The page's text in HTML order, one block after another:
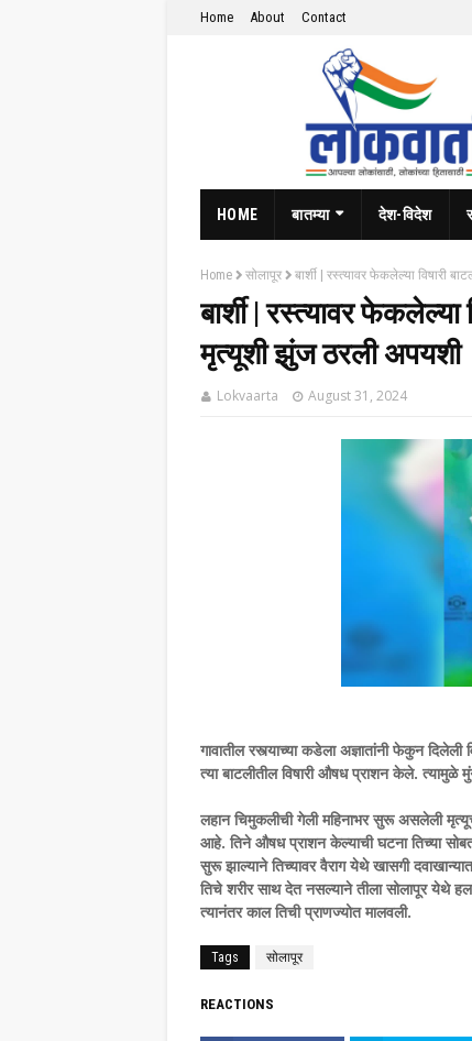
Home About Contact
HOME बातम्या देश-विदेश
Home सोलापूर बार्शी | रस्‍त्‍यावर फेकलेल्‍या विषारी
बार्शी | रस्‍त्‍यावर
मृत्‍यूशी झुंज ठरली अपयशी
Lokvaarta August 31, 2024
गावातील रस्त्याच्या कडेला अज्ञातांनी फेकुन
त्या बाटलीतील विषारी औषध प्राशन केले. त्यामुळे
लहान चिमुकलीची गेली महिनाभर सुरू असलेली
आहे. तिने औषध प्राशन केल्याची घटना तिच्या
सुरू झाल्याने तिच्यावर वैराग येथे खासगी
तिचे शरीर साथ देत नसल्याने तीला सोलापूर येथे
त्यानंतर काल तिची प्राणज्योत मालवली.
Tags सोलापूर
REACTIONS